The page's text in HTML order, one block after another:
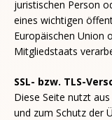
juristischen Person
eines wichtigen
Europäischen Union
Mitgliedstaats
SSL- bzw. TLS-
Diese Seite nutzt
und zum Schutz der